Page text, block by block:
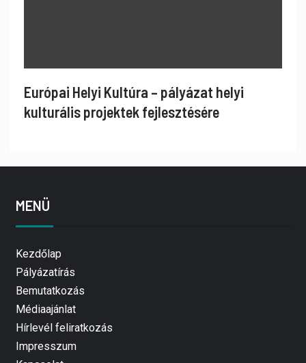
Európai Helyi Kultúra – pályázat helyi
kulturális projektek fejlesztésére
MENÜ
Kezdőlap
Pályázatírás
Bemutatkozás
Médiaajánlat
Hírlevél feliratkozás
Impresszum